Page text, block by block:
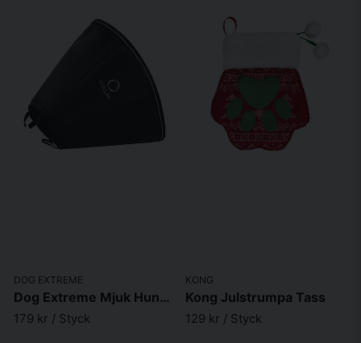
DOG EXTREME
Dog Extreme Mjuk Hundkrage
179 kr / Styck
KONG
Kong Julstrumpa Tass
129 kr / Styck